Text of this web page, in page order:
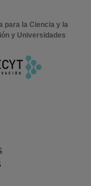
para la Ciencia y la
y Universidades